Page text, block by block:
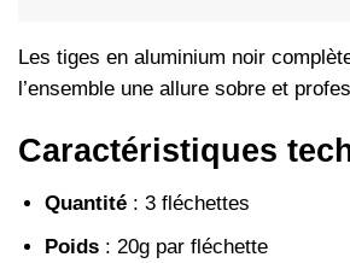
Les tiges en aluminium noir
l’ensemble une allure sobre et
Caractéristiques
Quantité: 3 fléchettes
Poids: 20g par fléchette